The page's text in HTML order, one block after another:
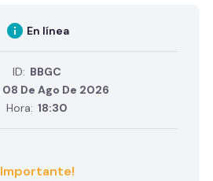
info En línea
ID: BBGC
08 De Ago De 2026
Hora: 18:30
Importante!